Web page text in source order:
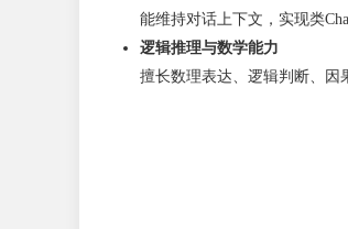
能维持对话上下文，实现类
逻辑推理与数学能力
擅长数理表达、逻辑判断、因